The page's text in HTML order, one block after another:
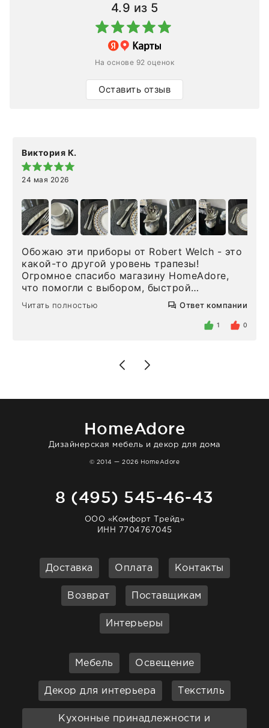
4.9 из 5
На основе 92 оценок
Оставить отзыв
Виктория К.
24 мая 2026
Обожаю эти приборы от Robert Welch - это
какой-то другой уровень трапезы!
Огромное спасибо магазину HomeAdore,
что помогли с выбором, быстрой
доставкой и высоким сервисом. Один раз
была здесь лично, забирала чайные ложки,
внутри очень много антикварной посуды,
Позже заказывала остальные приборы -
доставили сдэком на следующий день к
отвечает очень быстро. Взаимодействием
Читать полностью Ответ компании
1 0
HomeAdore
Дизайнерская мебель и декор для дома
© 2014 — 2026 HomeAdore
8 (495) 545-46-43
ООО «Комфорт Трейд»
ИНН 7704767045
Доставка Оплата Контакты
Возврат Поставщикам
Интерьеры
Мебель Освещение
Декор для интерьера Текстиль
Кухонные принадлежности и